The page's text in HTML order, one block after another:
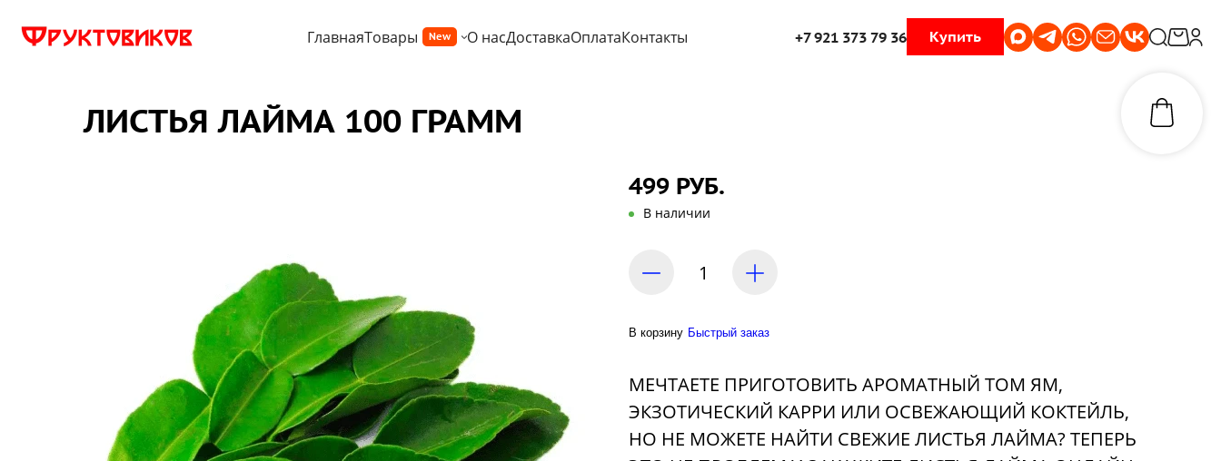
ГлавнаяТовары New О насДоставкаОплатаКонтакты +7 921 373 79 36 Купить
ЛИСТЬЯ ЛАЙМА 100 ГРАММ
499 РУБ.
В наличии
В корзину Быстрый заказ
МЕЧТАЕТЕ ПРИГОТОВИТЬ АРОМАТНЫЙ ТОМ ЯМ,
ЭКЗОТИЧЕСКИЙ КАРРИ ИЛИ ОСВЕЖАЮЩИЙ КОКТЕЙЛЬ,
НО НЕ МОЖЕТЕ НАЙТИ СВЕЖИЕ ЛИСТЬЯ ЛАЙМА? ТЕПЕРЬ